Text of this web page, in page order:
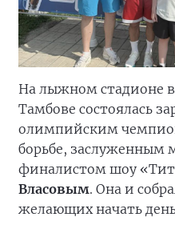
На лыжном стадионе
Тамбове состоялась
олимпийским
борьбе, заслуженным
финалистом шоу
Власовым. Она и
желающих начать